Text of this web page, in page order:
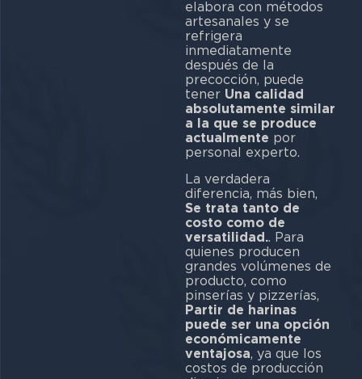
elabora con métodos
artesanales y se
refrigera
inmediatamente
después de la
precocción, puede
tener Una calidad
absolutamente similar
a la que se produce
actualmente por
personal experto.
La verdadera
diferencia, más bien,
Se trata tanto de
costo como de
versatilidad.. Para
quienes producen
grandes volúmenes de
producto, como
pinserías y pizzerías,
Partir de harinas
puede ser una opción
económicamente
ventajosa, ya que los
costos de producción